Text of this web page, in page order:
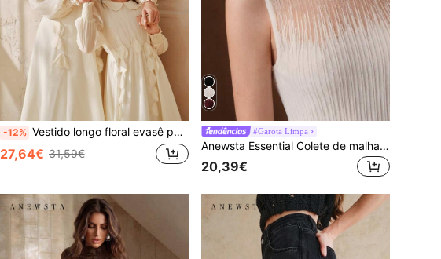
-12% Vestido longo floral evasê para meninas, coleção primavera/verão da Anewsta. Nova coleção: vestido longo Anewsta para meninas. Coleção primavera/verão. Gola Peter Pan, mangas pétala, detalhe na cintura e modelagem em A.
27,64€ 31,59€
#Garota Limpa
Anewsta Essential Colete de malha elegante para mulher, branco off-white, para brunch de verão, cor lisa, mistura de malha, organza de alta densidade assimétrica, gola redonda, casual, para festa, casamento e trabalho
20,39€